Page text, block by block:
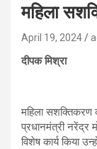
महिला
April 19, 2024
दीपक मिश्रा
महिला सशक्तिकरण
प्रधानमंत्री नरेंद्र
विशेष कार्य किया